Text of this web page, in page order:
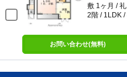
敷 1ヶ月 / 礼
2階 / 1LDK /
お問い合わせ(無料)